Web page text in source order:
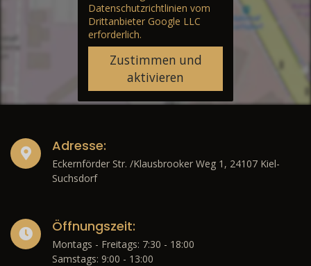
Datenschutzrichtlinien vom
Drittanbieter Google LLC
erforderlich.
Zustimmen und
aktivieren
Adresse:
Eckernförder Str. /Klausbrooker Weg 1, 24107 Kiel-
Suchsdorf
Öffnungszeit:
Montags - Freitags: 7:30 - 18:00
Samstags: 9:00 - 13:00